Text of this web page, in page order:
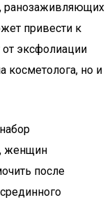
ранозаживляющих
привести к
эксфолиации
косметолога, но и
женщин
после